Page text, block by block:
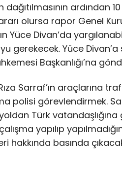
ardından
olursa rapor Genel
Yüce Divan’da
gerekecek. Yüce Divan’a
Başkanlığı’na
Sarraf’ın araçlarına
polisi görevlendirmek.
Türk
yapılıp
hakkında basında